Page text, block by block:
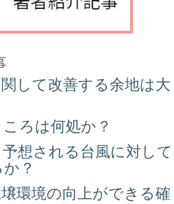
して改善する余地は大
ろは何処か？
想される台風に対して
？
環境の向上ができる確